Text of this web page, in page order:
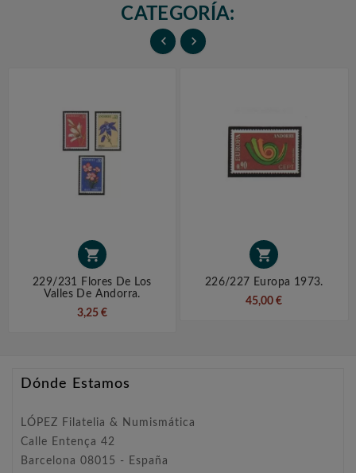
CATEGORÍA:
 

229/231 Flores De Los
Valles De Andorra.
3,25 €

226/227 Europa 1973.
45,00 €
Dónde Estamos
LÓPEZ Filatelia & Numismática
Calle Entença 42
Barcelona 08015 - España